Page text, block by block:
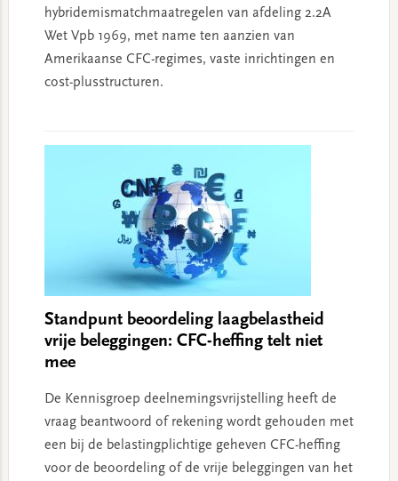
hybridemismatchmaatregelen van afdeling 2.2A
Wet Vpb 1969, met name ten aanzien van
Amerikaanse CFC-regimes, vaste inrichtingen en
cost-plusstructuren.
Standpunt beoordeling laagbelastheid
vrije beleggingen: CFC-heffing telt niet
mee
De Kennisgroep deelnemingsvrijstelling heeft de
vraag beantwoord of rekening wordt gehouden met
een bij de belastingplichtige geheven CFC-heffing
voor de beoordeling of de vrije beleggingen van het